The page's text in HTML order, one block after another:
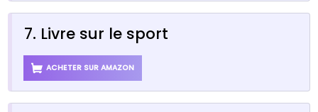
7. Livre sur le sport
ACHETER SUR AMAZON